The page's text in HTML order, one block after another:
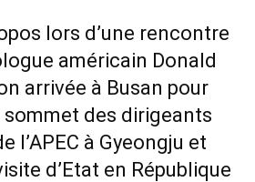
lors d’une rencontre
américain Donald
arrivée à Busan pour
sommet des dirigeants
l’APEC à Gyeongju et
d’Etat en République